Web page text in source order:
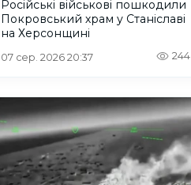
Російські військові пошкодили
Покровський храм у Станіславі
на Херсонщині
07 сер. 2026 20:37 244